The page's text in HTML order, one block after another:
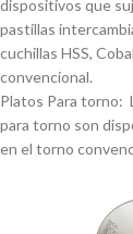
dispositivos que
pastillas
cuchillas HSS,
convencional.
Platos Para torno:
para torno son
en el torno